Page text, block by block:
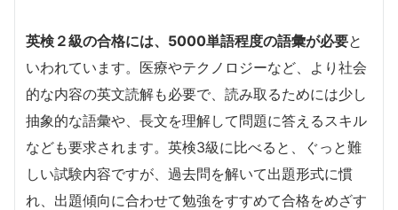
英検２級の合格には、5000単語程度の語彙が必要と
いわれています。医療やテクノロジーなど、より社会
的な内容の英文読解も必要で、読み取るためには少し
抽象的な語彙や、長文を理解して問題に答えるスキル
なども要求されます。英検3級に比べると、ぐっと難
しい試験内容ですが、過去問を解いて出題形式に慣
れ、出題傾向に合わせて勉強をすすめて合格をめざす